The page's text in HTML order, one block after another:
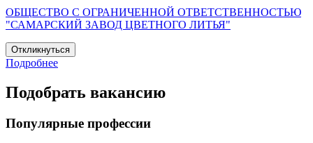
ОБЩЕСТВО С ОГРАНИЧЕННОЙ ОТВЕТСТВЕННОСТЬЮ
"САМАРСКИЙ ЗАВОД ЦВЕТНОГО ЛИТЬЯ"
Откликнуться
Подробнее
Подобрать вакансию
Популярные профессии